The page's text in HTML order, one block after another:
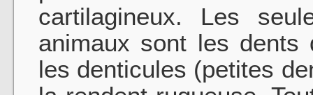
cartilagineux. Les
animaux sont les dents
les denticules (petites